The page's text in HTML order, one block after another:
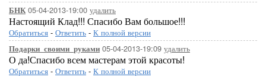
БНК05-04-2013-19:00 удалить
Настоящий Клад!!! Спасибо Вам большое!!!
Обратиться - Ответить - К полной версии
Подарки_своими_руками 05-04-2013-19:09 удалить
О да!Спасибо всем мастерам этой красоты!
Обратиться - Ответить - К полной версии